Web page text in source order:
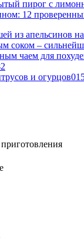
пирог с
12
из апельсинов
соком –
чаем для
и огурцов0